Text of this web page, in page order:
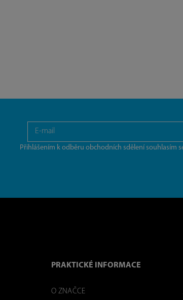
Přihlášením k odběru obchodních sdělení souhlasím
PRAKTICKÉ INFORMACE
O ZNAČCE